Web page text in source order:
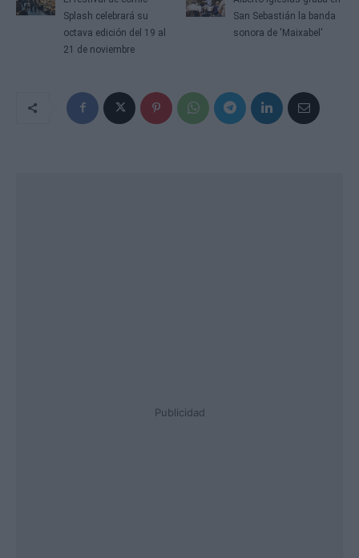
Splash celebrará su
octava edición del 19 al
21 de noviembre
San Sebastián la banda
sonora de 'Maixabel'
Publicidad